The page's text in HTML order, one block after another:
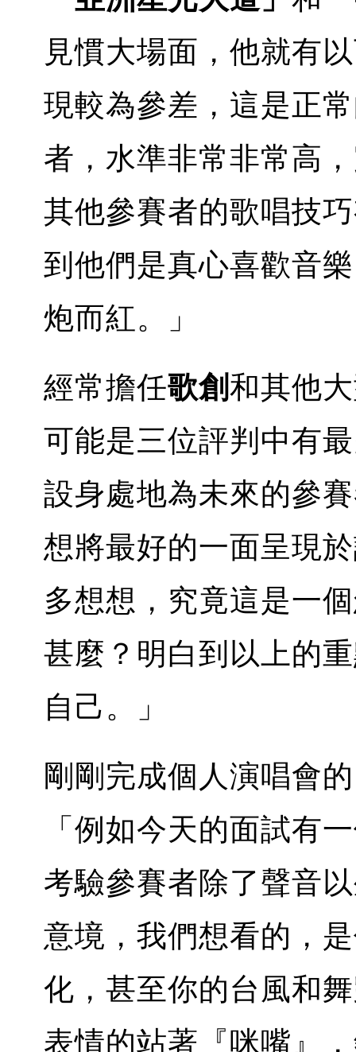
見慣大場面，他就有
現較為參差，這是正
者，水準非常非常高
其他參賽者的歌唱技
到他們是真心喜歡音
炮而紅。」
經常擔任歌創和其他
可能是三位評判中有
設身處地為未來的參
想將最好的一面呈現
多想想，究竟這是一
甚麼？明白到以上的
自己。」
剛剛完成個人演唱會
「例如今天的面試有
考驗參賽者除了聲音
意境，我們想看的，
化，甚至你的台風和
表情的站著『咪嘴』